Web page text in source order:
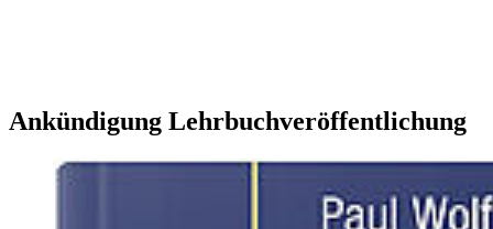
Ankündi­gung Lehrbuchveröffentlichung